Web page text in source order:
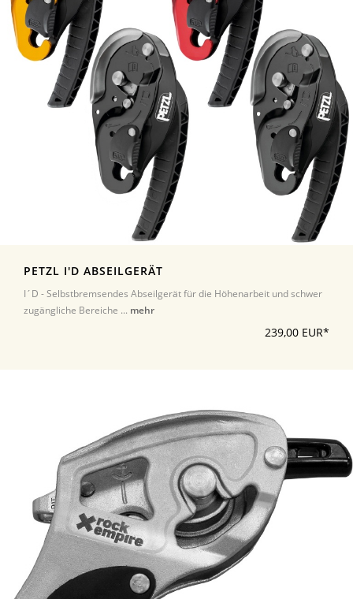
PETZL I'D ABSEILGERÄT
I´D - Selbstbremsendes Abseilgerät für die Höhenarbeit und schwer
zugängliche Bereiche ... mehr
239,00 EUR*